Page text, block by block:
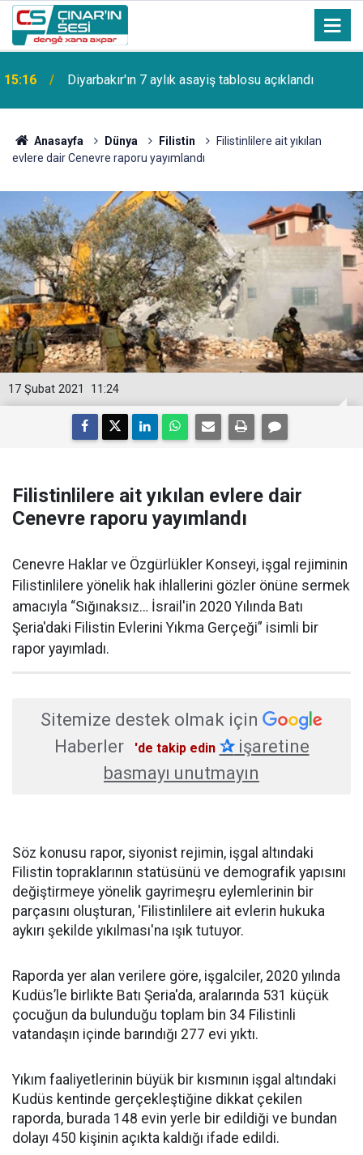
15:16 Diyarbakır'ın 7 aylık asayiş tablosu açıklandı
Anasayfa Dünya Filistin
Filistinlilere ait yıkılan
evlere dair Cenevre raporu yayımlandı
11:24
17 Şubat 2021
Filistinlilere ait yıkılan evlere dair
Cenevre raporu yayımlandı
Cenevre Haklar ve Özgürlükler Konseyi, işgal rejiminin
Filistinlilere yönelik hak ihlallerini gözler önüne sermek
amacıyla “Sığınaksız… İsrail'in 2020 Yılında Batı
Şeria'daki Filistin Evlerini Yıkma Gerçeği” isimli bir
rapor yayımladı.
Sitemize destek olmak için
Haberler
'de takip edin ✰işaretine
basmayı unutmayın
Söz konusu rapor, siyonist rejimin, işgal altındaki
Filistin topraklarının statüsünü ve demografik yapısını
değiştirmeye yönelik gayrimeşru eylemlerinin bir
parçasını oluşturan, 'Filistinlilere ait evlerin hukuka
aykırı şekilde yıkılması'na ışık tutuyor.
Raporda yer alan verilere göre, işgalciler, 2020 yılında
Kudüs’le birlikte Batı Şeria'da, aralarında 531 küçük
çocuğun da bulunduğu toplam bin 34 Filistinli
vatandaşın içinde barındığı 277 evi yıktı.
Yıkım faaliyetlerinin büyük bir kısmının işgal altındaki
Kudüs kentinde gerçekleştiğine dikkat çekilen
raporda, burada 148 evin yerle bir edildiği ve bundan
dolayı 450 kişinin açıkta kaldığı ifade edildi.